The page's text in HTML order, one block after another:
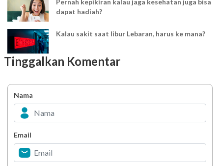
dapat hadiah?
Kalau sakit saat libur Lebaran, harus ke mana?
Mudik Lebaran? Pastikan kamu sudah tahu
Melihat Pelanggaran atau Kecurangan
Tinggalkan Komentar
Nama
Email